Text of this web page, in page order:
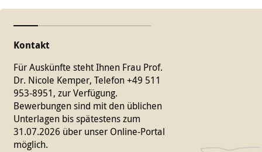
Kontakt
Für Auskünfte steht Ihnen Frau Prof.
Dr. Nicole Kemper, Telefon +49 511
953-8951, zur Verfügung.
Bewerbungen sind mit den üblichen
Unterlagen bis spätestens zum
31.07.2026 über unser Online-Portal
möglich.